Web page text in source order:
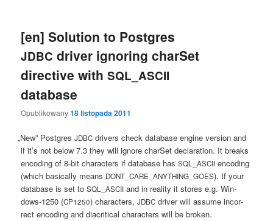
[en] Solution to Postgres
JDBC driver ignoring charSet
directive withSQL_ASCII
database
Opublikowany18 listopada 2011
„New” Post­gres JDBCdri­vers check data­ba­se engi­ne ver­sion and
if it’s not below 7.3 they will igno­re char­Set dec­la­ra­tion. It bre­aks
enco­ding of 8‑bit cha­rac­ters if data­ba­se hasSQL_ASCII enco­ding
(which basi­cal­ly means DONT_CARE_ANYTHING_GOES). If your
data­ba­se is set toSQL_ASCII and in reali­ty it sto­res e.g. Win­
dows-1250 (CP1250) cha­rac­ters,JDBC dri­ver will assu­me incor­
rect enco­ding and dia­cri­ti­cal cha­rac­ters will be broken.